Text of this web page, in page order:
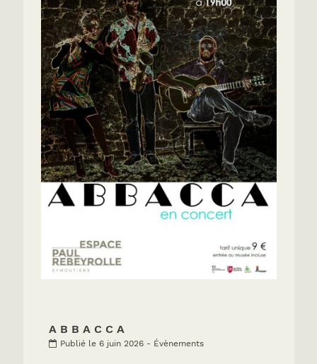
A B B A C C A
Publié le 6 juin 2026 - Évènements